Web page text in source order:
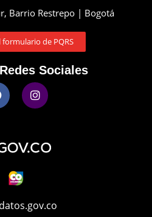
Barrio Restrepo | Bogotá
formulario de PQRS
Sociales